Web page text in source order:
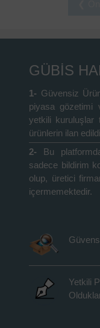
GÜBİS
1- Güvensiz
piyasa gözetimi
yetkili kuruluşlar
ürünlerin ilan
2-
Bu
sadece bildirim
olup, üretici
içermemektedir.
Yetkili